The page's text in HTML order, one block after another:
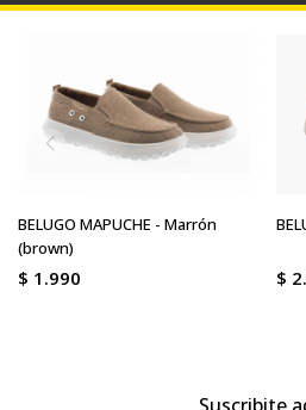
BELUGO MAPUCHE - Marrón
(brown)
$ 1.990 $